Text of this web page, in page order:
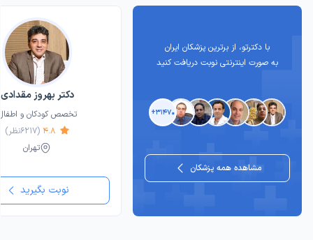
با دکترتو، از برترین پزشکان ایران
به صورت اینترنتی نوبت دریافت کنید
۳۱۴۷۰+
مشاهده همه پزشکان
دکتر بهروز مقدادی
تخصص کودکان و
4.8
(
6217نظر)
تهران
نوبت بگیرید